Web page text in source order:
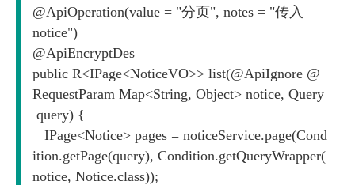
@ApiOperation(value = "分页", notes = "传入
notice")
@ApiEncryptDes
public R<IPage<NoticeVO>> list(@ApiIgnore @
RequestParam Map<String, Object> notice, Query
query) {
IPage<Notice> pages = noticeService.page(Cond
ition.getPage(query), Condition.getQueryWrapper(
notice, Notice.class));